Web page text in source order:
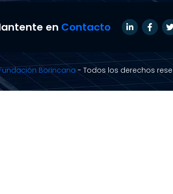
en Contacto
Borincana - Todos los derechos